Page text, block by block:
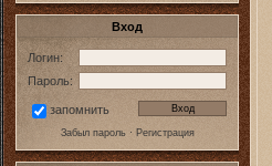
Вход
Логин:
Пароль:
запомнить
Забыл пароль· Регистрация